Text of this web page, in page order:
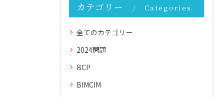
カテゴリー Categories
全てのカテゴリー
2024問題
BCP
BIMCIM